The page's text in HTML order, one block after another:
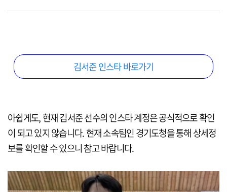
김서준 인스타 바로가기
아쉽게도, 현재 김서준 선수의 인스타 계정은 공식적으로 확인
이 되고 있지 않습니다. 현재 소속팀인 경기도청을 통해 상세정
보를 확인할 수 있으니 참고 바랍니다.